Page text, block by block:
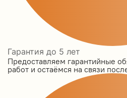
Гарантия до 5 лет
Предоставляем гарантийные
работ и остаёмся на связи